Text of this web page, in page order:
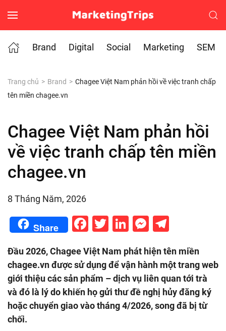
Skip to main content
Brand
Digital Social Marketing SEM
Trang chủ Brand
Chagee Việt Nam phản hồi về việc tranh chấp
tên miền chagee.vn
Chagee Việt Nam phản hồi
về việc tranh chấp tên miền
chagee.vn
8 Tháng Năm, 2026
Share Facebook
Twitter
LinkedIn
Đầu 2026, Chagee Việt Nam phát hiện tên miền
chagee.vn được sử dụng để vận hành một trang web
giới thiệu các sản phẩm – dịch vụ liên quan tới trà
và đó là lý do khiến họ gửi thư đề nghị hủy đăng ký
hoặc chuyển giao vào tháng 4/2026, song đã bị từ
chối.